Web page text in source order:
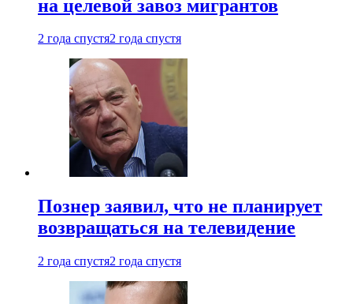
на целевой завоз мигрантов
2 года спустя2 года спустя
Познер заявил, что не планирует
возвращаться на телевидение
2 года спустя2 года спустя